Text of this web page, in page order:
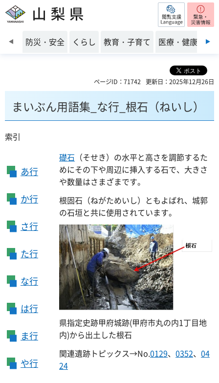
山梨県 閲覧支援
前のスライドを表示
防災・安全 くらし 教育・子育て 医療・健康・福
ページID：71742 更新日：2025年12月26日
まいぶん用語集_な行_根石（ねいし）
索引
あ行
か行
さ行
た行
な行
は行
ま行
や行
礎石 （そせき）の水平と高さを調節するた
めにその下や周辺に挿入する石で、大きさ
や数量はさまざまです。
根固石（ねがためいし）ともよばれ、城郭
の石垣と共に使用されています。
県指定史跡甲府城跡(甲府市丸の内1丁目地
内)から出土した根石
関連遺跡トピックス→No.0129、 0352、 04
24